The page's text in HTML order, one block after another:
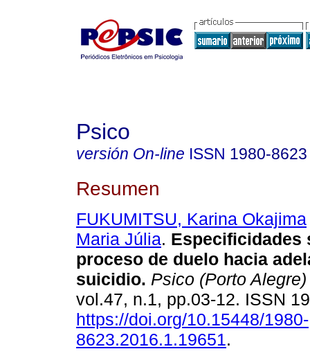
Psico
versión On-line ISSN 1980-8623
Resumen
FUKUMITSU, Karina Okajima
Maria Júlia. Especificidades
proceso de duelo hacia
suicidio. Psico (Porto Alegre)
vol.47, n.1, pp.03-12. ISSN
https://doi.org/10.15448/1980-
8623.2016.1.19651.